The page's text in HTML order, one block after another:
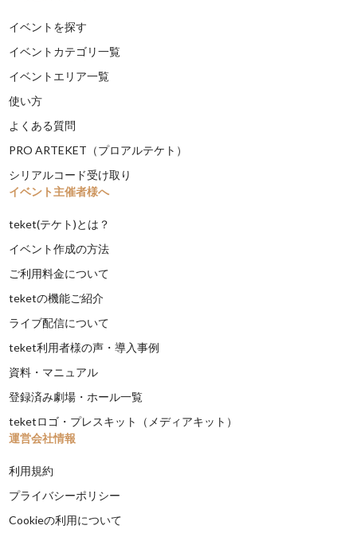
イベントを探す
イベントカテゴリ一覧
イベントエリア一覧
使い方
よくある質問
PRO ARTEKET（プロアルテケト）
シリアルコード受け取り
イベント主催者様へ
teket(テケト)とは？
イベント作成の方法
ご利用料金について
teketの機能ご紹介
ライブ配信について
teket利用者様の声・導入事例
資料・マニュアル
登録済み劇場・ホール一覧
teketロゴ・プレスキット（メディアキット）
運営会社情報
利用規約
プライバシーポリシー
Cookieの利用について